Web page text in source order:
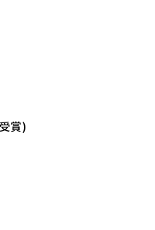
賞)